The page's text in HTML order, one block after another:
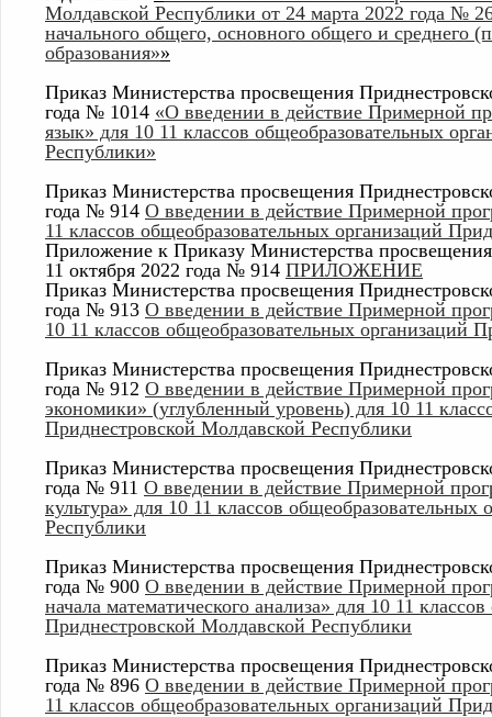
Молдавской Республики от 24 марта 2022 года №
начального общего, основного общего и среднего
образования»»
Приказ Министерства просвещения
года № 1014 «О введении в действие Примерной
язык» для 10 11 классов общеобразовательных
Республики»
Приказ Министерства просвещения
года № 914 О введении в действие Примерной
11 классов общеобразовательных организаций
Приложение к Приказу Министерства
11 октября 2022 года № 914 ПРИЛОЖЕНИЕ
Приказ Министерства просвещения
года № 913 О введении в действие Примерной
10 11 классов общеобразовательных организаций
Приказ Министерства просвещения
года № 912 О введении в действие Примерной
экономики» (углубленный уровень) для 10 11
Приднестровской Молдавской Республики
Приказ Министерства просвещения
года № 911 О введении в действие Примерной
культура» для 10 11 классов
Республики
Приказ Министерства просвещения
года № 900 О введении в действие Примерной
начала математического анализа» для 10 11
Приднестровской Молдавской Республики
Приказ Министерства просвещения
года № 896 О введении в действие Примерной
11 классов общеобразовательных организаций